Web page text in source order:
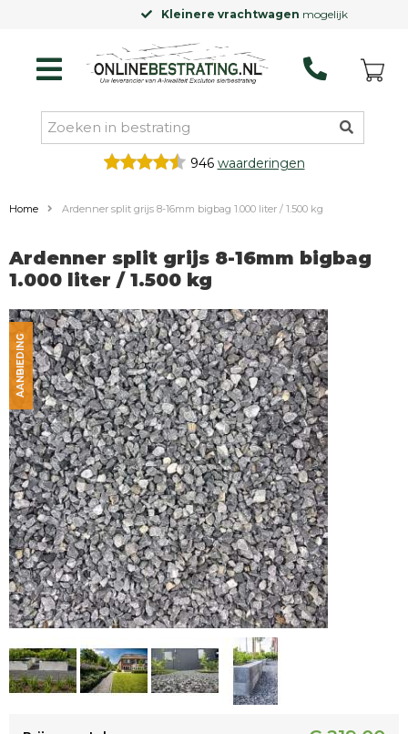
Kleinere vrachtwagenmogelijk
946 waarderingen
Home Ardenner split grijs 8-16mm bigbag 1.000 liter / 1.500 kg
Ardenner split grijs 8-16mm bigbag
1.000 liter / 1.500 kg
AANBIEDING